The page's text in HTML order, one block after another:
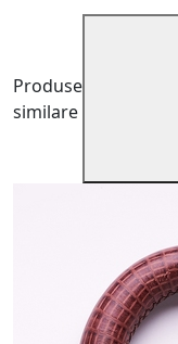
Produse
similare